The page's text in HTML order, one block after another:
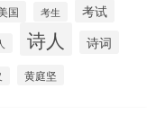
国 考生 考试
诗人 诗词
黄庭坚